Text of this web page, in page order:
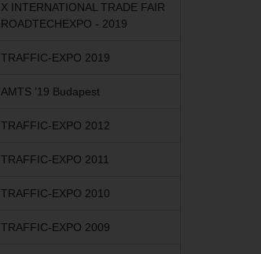
X INTERNATIONAL TRADE FAIR
ROADTECHEXPO ‑ 2019
TRAFFIC-EXPO 2019
AMTS ’19 Budapest
TRAFFIC-EXPO 2012
TRAFFIC-EXPO 2011
TRAFFIC-EXPO 2010
TRAFFIC-EXPO 2009